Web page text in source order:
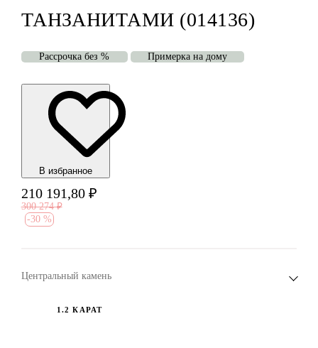
ТАНЗАНИТАМИ (014136)
Рассрочка без % Примерка на дому
В избранноe
210 191,80 ₽
300 274 ₽
-30 %
Центральный камень
1.2 КАРАТ